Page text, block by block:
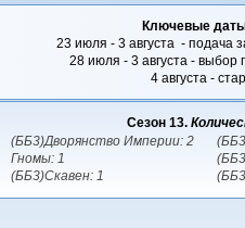
Ключевые
23 июля - 3 августа - подача
28 июля - 3 августа -
4 августа -
Сезон 13.
(ББ3)Дворянство Империи: 2
Гномы: 1
(ББ3)Скавен: 1